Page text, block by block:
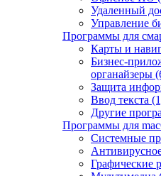
Удаленный
Управление
Программы для
Карты и
Бизнес-
органайзеры
Защита
Ввод текста
Другие
Программы для
Системные
Графические